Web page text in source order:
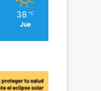
38 ℃
Jue